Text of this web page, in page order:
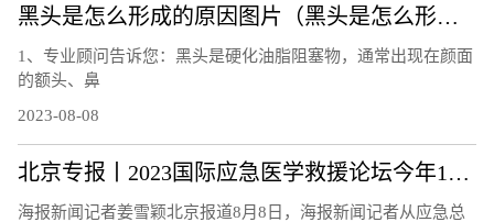
黑头是怎么形成的原因图片（黑头是怎么形成的）
1、专业顾问告诉您：黑头是硬化油脂阻塞物，通常出现在颜面
的额头、鼻
2023-08-08
北京专报丨2023国际应急医学救援论坛今年10月举办
海报新闻记者姜雪颖北京报道8月8日，海报新闻记者从应急总